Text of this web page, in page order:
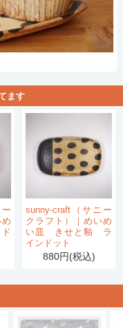
ます
sunny-craft（サニー
クラフト）｜めいめ
い皿 きせと釉 ラ
インドット
880円(税込)